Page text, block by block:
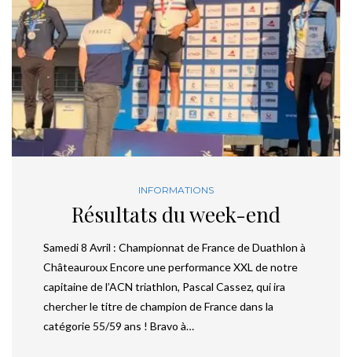
INFORMATIONS
Résultats du week-end
Samedi 8 Avril : Championnat de France de Duathlon à
Châteauroux Encore une performance XXL de notre
capitaine de l’ACN triathlon, Pascal Cassez, qui ira
chercher le titre de champion de France dans la
catégorie 55/59 ans ! Bravo à…